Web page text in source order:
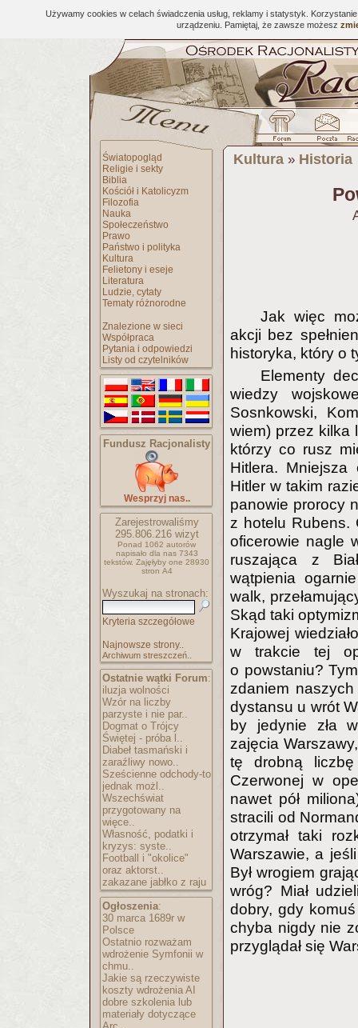
Używamy cookies w celach świadczenia usług, reklamy i statystyk.
urządzeniu. Pamiętaj, że zawsze możesz
Światopogląd
Religie i sekty
Biblia
Kościół i Katolicyzm
Filozofia
Nauka
Społeczeństwo
Prawo
Państwo i polityka
Kultura
Felietony i eseje
Literatura
Ludzie, cytaty
Tematy różnorodne
Znalezione w sieci
Współpraca
Pytania i odpowiedzi
Listy od czytelników
Fundusz Racjonalisty
Wesprzyj nas..
Zarejestrowaliśmy
295.806.216wizyt
Ponad 1062 autorów
napisało dla nas 7343
tekstów. Zajęłyby one 28930
stron A4
Wyszukaj na stronach:
Kryteria szczegółowe
Najnowsze strony..
Archiwum streszczeń..
Ostatnie wątki Forum:
iluzja wolności
Wzór na liczby
parzyste i nie par..
Dogmat o Trójcy
Świętej - próba l..
Diabeł tasmański i
zaraźliwy nowo..
Sześcienne odchody-to
jednak możl..
Wszechświat
przygotowany na
więce..
Własność, podatki i
kryzys: syste..
Football i "okolice"
oraz aktorst..
zakazane jabłko z raju
Ogłoszenia:
30 marca 1689r w
Polsce
Ostatnio rozważam
wdrożenie Symfonii w
chmu..
Jakie są rzeczywiste
koszty wdrożenia AI
dobre szkolenia lub
materiały dotyczące
Kultura » Historia
Jak więc
akcji bez
historyka, który o
Elementy
wiedzy
Sosnkowski,
wiem) przez kilka
którzy co rusz
Hitlera.
Hitler w takim
panowie prorocy
z hotelu Rubens.
oficerowie nagle
ruszająca z
wątpienia
walk,
Skąd taki
Krajowej
w trakcie tej
o powstaniu?
zdaniem
dystansu u wrót
by jedynie zła
zajęcia
tę drobną
Czerwonej w
nawet pół
stracili od
otrzymał taki
Warszawie, a
Był wrogiem
wróg? Miał
dobry, gdy
chyba nigdy nie
przyglądał się